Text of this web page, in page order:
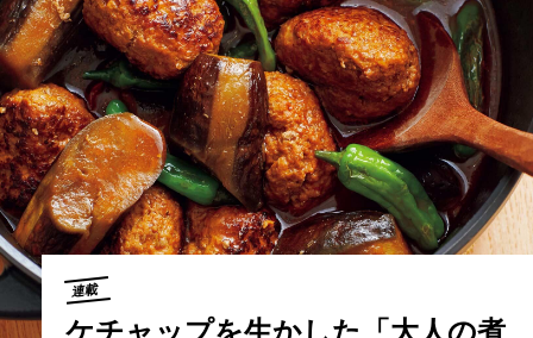
連載
ケチャップを生かした「大人の煮